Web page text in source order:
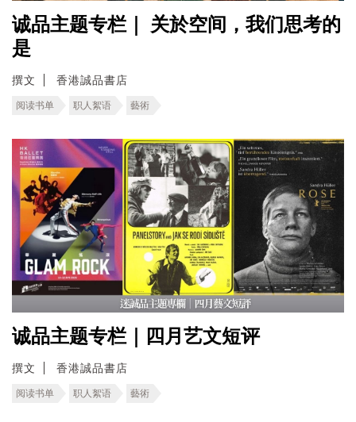
诚品主题专栏｜ 关於空间，我们思考的
是
撰文 香港誠品書店
阅读书单 职人絮语 藝術
诚品主题专栏｜四月艺文短评
撰文 香港誠品書店
阅读书单 职人絮语 藝術